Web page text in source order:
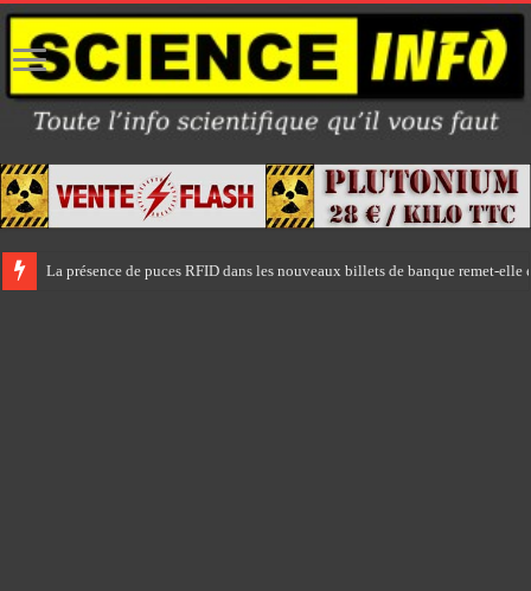
La présence de puces RFID dans les nouveaux billets de banque remet-